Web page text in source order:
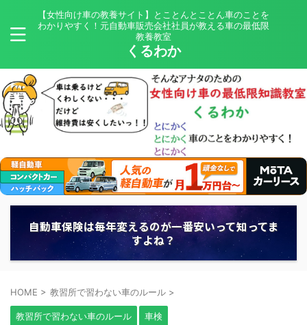
【女性向け車の教養サイト】とことんとことん車のことを
わかりやすく！元自動車販売会社社員が教える車の最低限
教養教室
くるわか
自動車保険は毎年変えるのが一番安いって知ってま
すよね？
HOME > 教習所で習わない車のルール >
教習所で習わない車のルール 車検